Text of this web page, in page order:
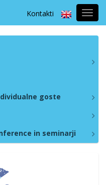
Kontakti
goste
in seminarji